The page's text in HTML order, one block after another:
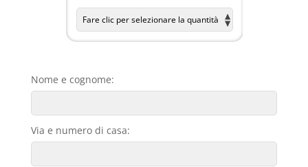
Nome e cognome:
Via e numero di casa: